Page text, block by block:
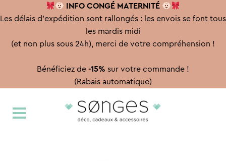
INFO CONGÉ MATERNITÉ
Les délais d'expédition sont rallongés : les envois se font tous
les mardis midi
(et non plus sous 24h), merci de votre compréhension !
Bénéficiez de -15% sur votre commande !
(Rabais automatique)
à
au